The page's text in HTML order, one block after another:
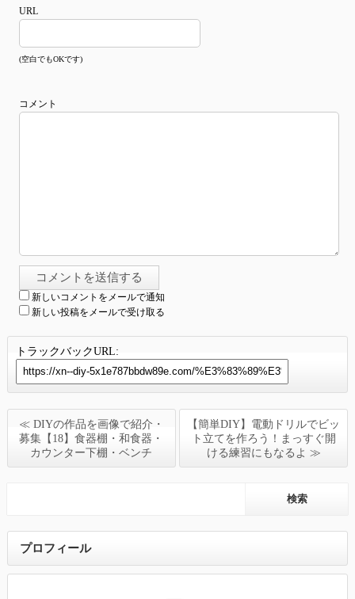
URL
(空白でもOKです)
コメント
新しいコメントをメールで通知
新しい投稿をメールで受け取る
トラックバックURL:
≪ DIYの作品を画像で紹介・
募集【18】食器棚・和食器・
カウンター下棚・ベンチ
【簡単DIY】電動ドリルでビッ
ト立てを作ろう！まっすぐ開
ける練習にもなるよ ≫
プロフィール